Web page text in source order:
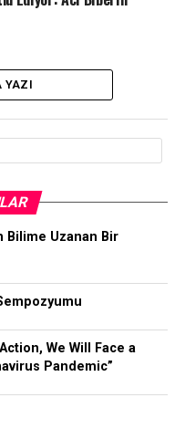
YAZI
Bilime Uzanan Bir
We Will Face a
Pandemic”